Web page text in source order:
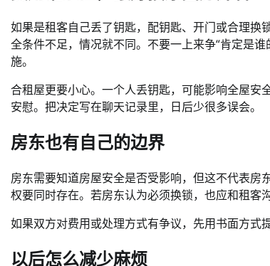
如果是租客自己丢了钥匙，配钥匙、开门或合理
全条件不足，情况就不同。不要一上来争“肯定是
施。
合租屋更要小心。一个人丢钥匙，可能影响全屋
安慰。把决定写在聊天记录里，日后少很多误会。
房东也有自己的边界
房东需要知道房屋安全是否受影响，但这不代表
权要同时存在。若房东认为必须换锁，也应和租客
如果双方对费用或处理方式有争议，先用书面方
以后怎么减少麻烦